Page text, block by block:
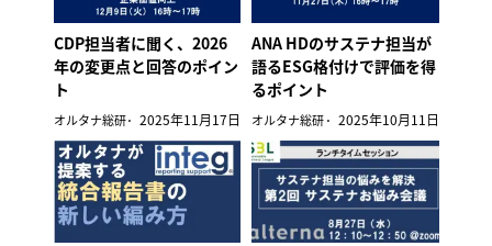
CDP担当者に聞く、2026
年の変更点と回答のポイン
ト
オルタナ総研 2025年11月17日
ANA HDのサステナ担当が
語るESG格付けで評価を得
るポイント
オルタナ総研 2025年10月11日